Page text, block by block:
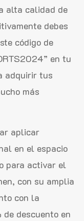
alta calidad de
debes
código de
en tu
adquirir tus
más
aplicar
en el espacio
para activar el
con su amplia
con la
descuento en